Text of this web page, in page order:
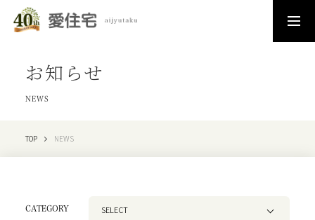
お知らせ
NEWS
TOP NEWS
CATEGORY SELECT